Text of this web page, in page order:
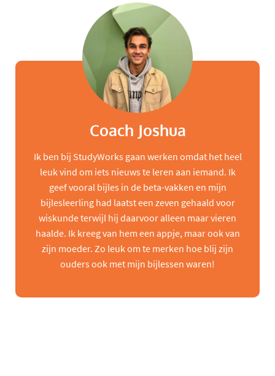
Coach Joshua
Ik ben bij StudyWorks gaan werken omdat het heel
leuk vind om iets nieuws te leren aan iemand. Ik
geef vooral bijles in de beta-vakken en mijn
bijlesleerling had laatst een zeven gehaald voor
wiskunde terwijl hij daarvoor alleen maar vieren
haalde. Ik kreeg van hem een appje, maar ook van
zijn moeder. Zo leuk om te merken hoe blij zijn
ouders ook met mijn bijlessen waren!